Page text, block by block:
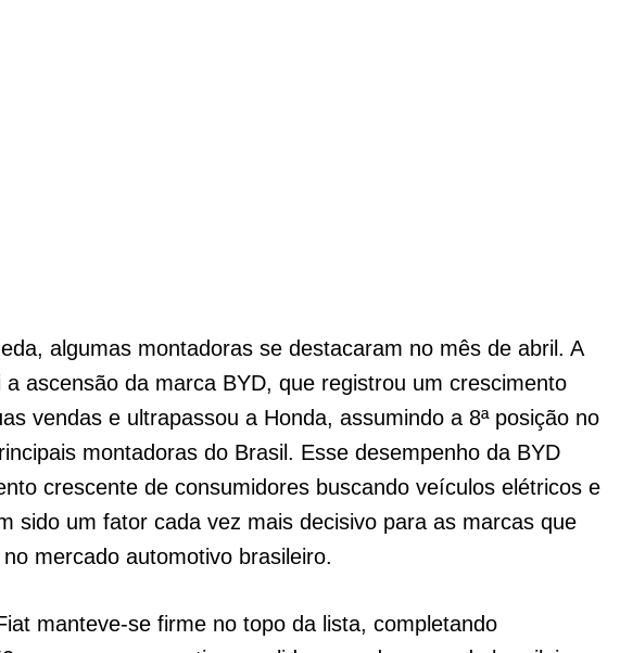
algumas montadoras se destacaram no mês de abril. A
ascensão da marca BYD, que registrou um crescimento
vendas e ultrapassou a Honda, assumindo a 8ª posição no
montadoras do Brasil. Esse desempenho da BYD
crescente de consumidores buscando veículos elétricos e
sido um fator cada vez mais decisivo para as marcas que
mercado automotivo brasileiro.
manteve-se firme no topo da lista, completando